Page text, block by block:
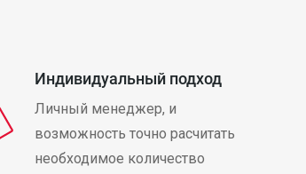
Индивидуальный подход
Личный менеджер, и
возможность точно расчитать
необходимое количество